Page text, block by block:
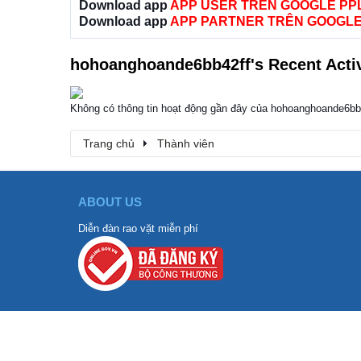
Download app APP USER TRÊN GOOGLE
Download app APP PARTNER TRÊN
hohoanghoande6bb42ff's Recent
Không có thông tin hoạt động gần đây của
Trang chủ Thành viên
ABOUT US
Diễn đàn rao vặt miễn phí